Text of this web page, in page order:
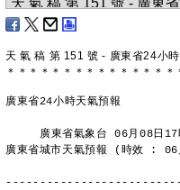
天 氣 稿 第 151 號 - 廣東省24小
＊ ＊ ＊ ＊ ＊ ＊ ＊ ＊ ＊ ＊ ＊ ＊ ＊ ＊ ＊
廣東省24小時天氣預報
廣東省氣象台 06月08日
廣東省城市天氣預報 (時效 : 06